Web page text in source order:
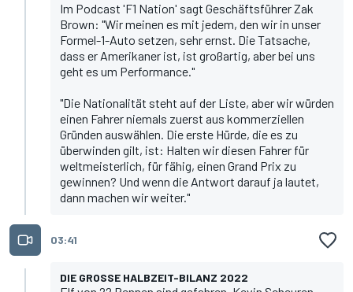
Im Podcast 'F1 Nation' sagt Geschäftsführer Zak
Brown: "Wir meinen es mit jedem, den wir in unser
Formel-1-Auto setzen, sehr ernst. Die Tatsache,
dass er Amerikaner ist, ist großartig, aber bei uns
geht es um Performance."
"Die Nationalität steht auf der Liste, aber wir würden
einen Fahrer niemals zuerst aus kommerziellen
Gründen auswählen. Die erste Hürde, die es zu
überwinden gilt, ist: Halten wir diesen Fahrer für
weltmeisterlich, für fähig, einen Grand Prix zu
gewinnen? Und wenn die Antwort darauf ja lautet,
dann machen wir weiter."
03:41
DIE GROSSE HALBZEIT-BILANZ 2022